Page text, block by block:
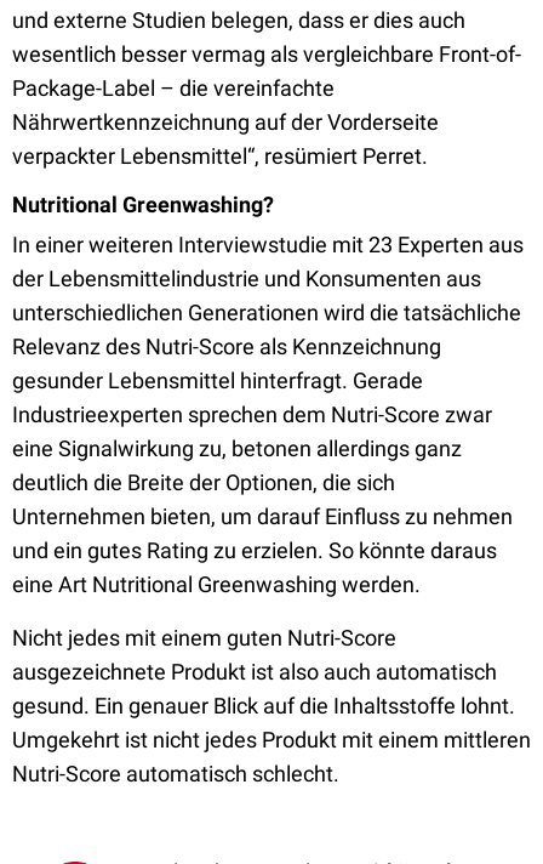
und externe Studien belegen, dass er dies auch
wesentlich besser vermag als vergleichbare Front-of-
Package-Label – die vereinfachte
Nährwertkennzeichnung auf der Vorderseite
verpackter Lebensmittel“, resümiert Perret.
Nutritional Greenwashing?
In einer weiteren Interviewstudie mit 23 Experten aus
der Lebensmittelindustrie und Konsumenten aus
unterschiedlichen Generationen wird die tatsächliche
Relevanz des Nutri-Score als Kennzeichnung
gesunder Lebensmittel hinterfragt. Gerade
Industrieexperten sprechen dem Nutri-Score zwar
eine Signalwirkung zu, betonen allerdings ganz
deutlich die Breite der Optionen, die sich
Unternehmen bieten, um darauf Einfluss zu nehmen
und ein gutes Rating zu erzielen. So könnte daraus
eine Art Nutritional Greenwashing werden.
Nicht jedes mit einem guten Nutri-Score
ausgezeichnete Produkt ist also auch automatisch
gesund. Ein genauer Blick auf die Inhaltsstoffe lohnt.
Umgekehrt ist nicht jedes Produkt mit einem mittleren
Nutri-Score automatisch schlecht.